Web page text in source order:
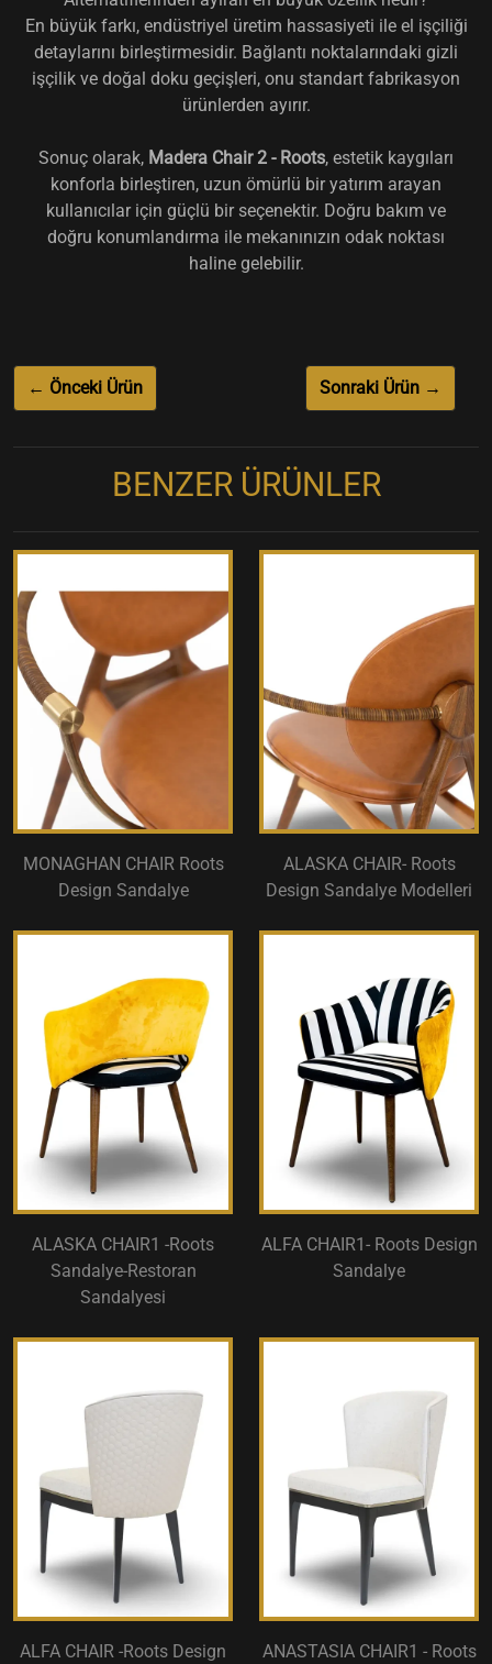
En büyük farkı, endüstriyel üretim hassasiyeti ile el işçiliği
detaylarını birleştirmesidir. Bağlantı noktalarındaki gizli
işçilik ve doğal doku geçişleri, onu standart fabrikasyon
ürünlerden ayırır.
Sonuç olarak, Madera Chair 2 - Roots, estetik kaygıları
konforla birleştiren, uzun ömürlü bir yatırım arayan
kullanıcılar için güçlü bir seçenektir. Doğru bakım ve
doğru konumlandırma ile mekanınızın odak noktası
haline gelebilir.
← Önceki Ürün Sonraki Ürün →
BENZER ÜRÜNLER
MONAGHAN CHAIR Roots
Design Sandalye
ALASKA CHAIR- Roots
Design Sandalye Modelleri
ALASKA CHAIR1 -Roots
Sandalye-Restoran
Sandalyesi
ALFA CHAIR1- Roots Design
Sandalye
ALFA CHAIR -Roots Design ANASTASIA CHAIR1 - Roots